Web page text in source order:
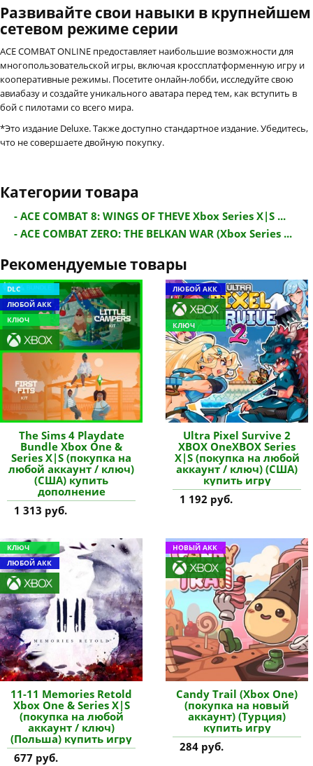
Развивайте свои навыки в крупнейшем
сетевом режиме серии
ACE COMBAT ONLINE предоставляет наибольшие возможности для
многопользовательской игры, включая кроссплатформенную игру и
кооперативные режимы. Посетите онлайн-лобби, исследуйте свою
авиабазу и создайте уникального аватара перед тем, как вступить в
бой с пилотами со всего мира.
*Это издание Deluxe. Также доступно стандартное издание. Убедитесь,
что не совершаете двойную покупку.
Категории товара
- ACE COMBAT 8: WINGS OF THEVE Xbox Series X|S ...
- ACE COMBAT ZERO: THE BELKAN WAR (Xbox Series ...
Рекомендуемые товары
DLC
ЛЮБОЙ АКК
КЛЮЧ
The Sims 4 Playdate
Bundle Xbox One &
Series X|S (покупка на
любой аккаунт / ключ)
(США) купить
дополнение
1 313 руб.
ЛЮБОЙ АКК
КЛЮЧ
Ultra Pixel Survive 2
XBOX OneXBOX Series
X|S (покупка на любой
аккаунт / ключ) (США)
купить игру
1 192 руб.
КЛЮЧ
ЛЮБОЙ АКК
11-11 Memories Retold
Xbox One & Series X|S
(покупка на любой
аккаунт / ключ)
(Польша) купить игру
677 руб.
НОВЫЙ АКК
Candy Trail (Xbox One)
(покупка на новый
аккаунт) (Турция)
купить игру
284 руб.